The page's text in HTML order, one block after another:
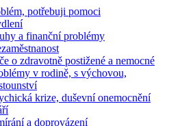
potřebuji pomoci
a finanční problémy
o zdravotně postižené a nemocné
v rodině, s výchovou,
krize, duševní onemocnění
a doprovázení